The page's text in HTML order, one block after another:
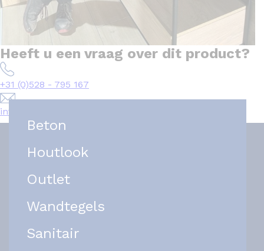
Heeft u een vraag over dit product?
+31 (0)528 - 795 167
info@het-tegelplein.nl
Beton
Houtlook
Outlet
Wandtegels
Sanitair